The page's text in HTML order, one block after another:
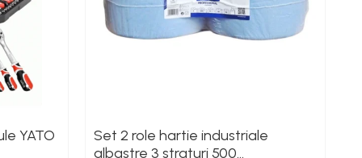
YATO
Set 2 role hartie industriale
albastre 3 straturi 500